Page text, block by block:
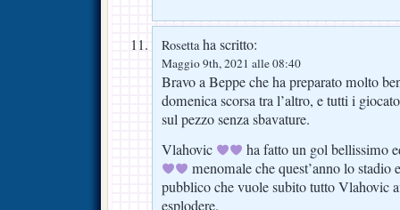
Rosettaha scritto:
Maggio 9th, 2021 alle 08:40
Bravo a Beppe che ha preparato molto
domenica scorsa tra l’altro, e tutti i
sul pezzo senza sbavature.
Vlahovic
ha fatto un gol bellissimo
menomale che quest’anno lo stadio
pubblico che vuole subito tutto Vlahovic
esplodere.